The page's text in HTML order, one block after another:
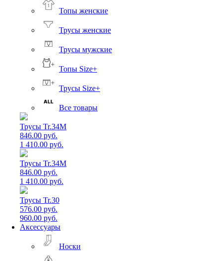
Топы женские
Трусы женские
Трусы мужские
Топы Size+
Трусы Size+
Все товары
Трусы Tr.34M
846.00 руб.
1 410.00 руб.
Трусы Tr.34M
846.00 руб.
1 410.00 руб.
Трусы Tr.30
576.00 руб.
960.00 руб.
Аксессуары
Носки